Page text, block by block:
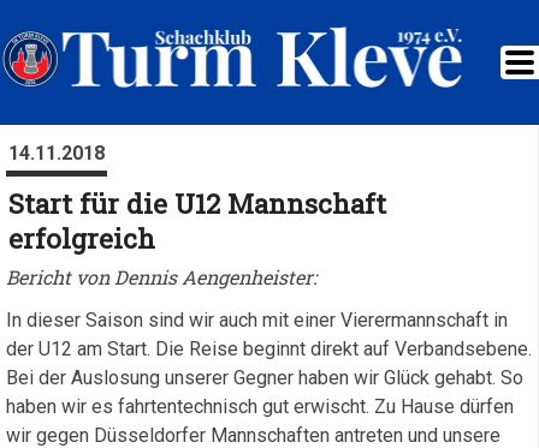
14.11.2018
Start für die U12 Mannschaft
erfolgreich
Bericht von Dennis Aengenheister:
In dieser Saison sind wir auch mit einer Vierermannschaft in
der U12 am Start. Die Reise beginnt direkt auf Verbandsebene.
Bei der Auslosung unserer Gegner haben wir Glück gehabt. So
haben wir es fahrtentechnisch gut erwischt. Zu Hause dürfen
wir gegen Düsseldorfer Mannschaften antreten und unsere